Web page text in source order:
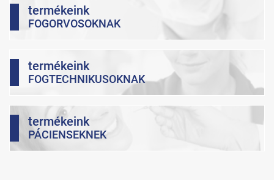
termékeink
FOGORVOSOKNAK
termékeink
FOGTECHNIKUSOKNAK
termékeink
PÁCIENSEKNEK